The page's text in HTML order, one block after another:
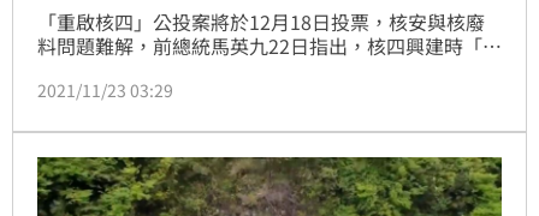
「重啟核四」公投案將於12月18日投票，核安與核廢
料問題難解，前總統馬英九22日指出，核四興建時「在
年。對此，民進黨立委陳亭妃就質問「你的山洞在哪
2021/11/23 03:29